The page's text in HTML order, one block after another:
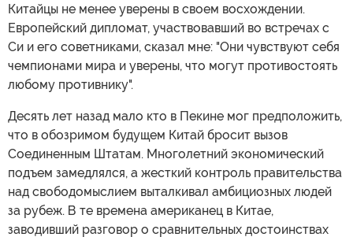
Китайцы не менее уверены в своем восхождении.
Европейский дипломат, участвовавший во встречах с
Си и его советниками, сказал мне: "Они чувствуют себя
чемпионами мира и уверены, что могут противостоять
любому противнику".
Десять лет назад мало кто в Пекине мог предположить,
что в обозримом будущем Китай бросит вызов
Соединенным Штатам. Многолетний экономический
подъем замедлялся, а жесткий контроль правительства
над свободомыслием выталкивал амбициозных людей
за рубеж. В те времена американец в Китае,
заводивший разговор о сравнительных достоинствах